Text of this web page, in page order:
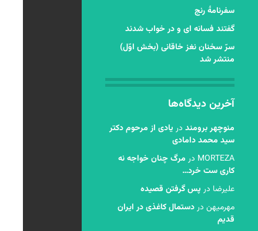
سفرنامۀ رنج
گفتند فسانه ای و در خواب شدند
سرّ سخنان نغز خاقانی (بخش اوّل)
منتشر شد
آخرین دیدگاه‌ها
منوچهر برومند در یادی از مرحوم دکتر
سید محمد دامادی
MORTEZA در مرگ چنان خواجه نه
کاری ست خرد…
عليرضا در پس گرفتن قصیده
مهرمیهن دردستمال کاغذی در ایران
قدیم